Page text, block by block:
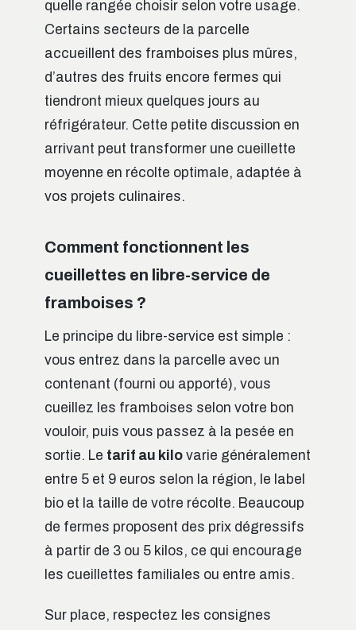
quelle rangée choisir selon votre usage.
Certains secteurs de la parcelle
accueillent des framboises plus mûres,
d’autres des fruits encore fermes qui
tiendront mieux quelques jours au
réfrigérateur. Cette petite discussion en
arrivant peut transformer une cueillette
moyenne en récolte optimale, adaptée à
vos projets culinaires.
Comment fonctionnent les
cueillettes en libre-service de
framboises ?
Le principe du libre-service est simple :
vous entrez dans la parcelle avec un
contenant (fourni ou apporté), vous
cueillez les framboises selon votre bon
vouloir, puis vous passez à la pesée en
sortie. Le tarif au kilo varie généralement
entre 5 et 9 euros selon la région, le label
bio et la taille de votre récolte. Beaucoup
de fermes proposent des prix dégressifs
à partir de 3 ou 5 kilos, ce qui encourage
les cueillettes familiales ou entre amis.
Sur place, respectez les consignes